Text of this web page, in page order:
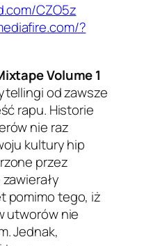
CZO5z
?
Volume 1
od zawsze
rapu. Historie
nie raz
kultury hip
przez
pomimo tego, iż
utworów nie
Jednak,